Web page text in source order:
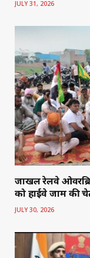
JULY 31, 2026
जाखल रेलवे
को हाईवे जाम की
JULY 30, 2026